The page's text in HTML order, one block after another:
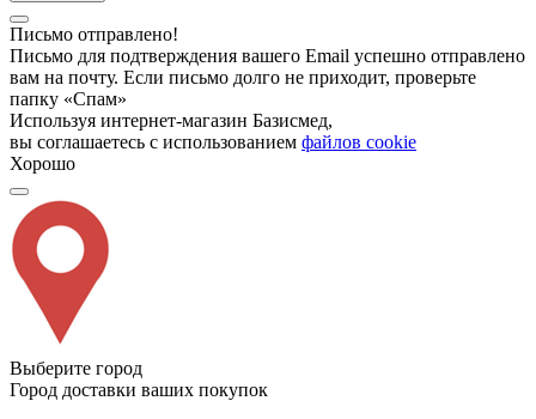
Письмо отправлено!
Письмо для подтверждения вашего Email успешно отправлено
вам на почту. Если письмо долго не приходит, проверьте
папку «Спам»
Используя интернет-магазин Базисмед,
вы соглашаетесь с использованием файлов cookie
Хорошо
Выберите город
Город доставки ваших покупок